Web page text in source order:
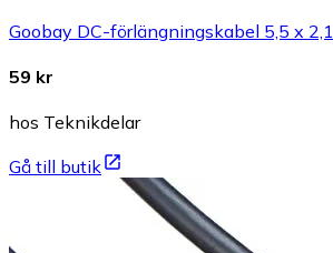
Goobay DC-förlängningskabel 5,5 x
59 kr
hos Teknikdelar
Gå till butik